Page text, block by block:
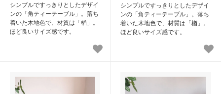
シンプルですっきりとしたデザイ
ンの「角ティーテーブル」。落ち
着いた木地色で、材質は「楢」。
ほど良いサイズ感です。
シンプルですっきりとしたデザイ
ンの「角ティーテーブル」。落ち
着いた木地色で、材質は「楢」。
ほど良いサイズ感です。